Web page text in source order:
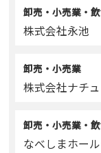
卸売・小売業・
株式会社永池
卸売・小売業
株式会社ナチ
卸売・小売業・
なべしまホー